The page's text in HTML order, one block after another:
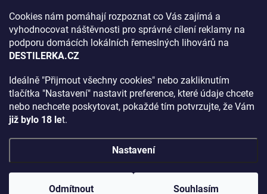
Cookies nám pomáhají rozpoznat co Vás zajímá a
vyhodnocovat náštěvnosti pro správné cílení reklamy na
podporu domácích lokálních řemeslných lihovárů na
DESTILERKA.CZ
Ideálně "Přijmout všechny cookies" nebo zakliknutím
tlačítka "Nastavení" nastavit preference, které údaje chcete
nebo nechcete poskytovat, pokaždé tím potvrzujte, že Vám
již bylo 18 let.
Nastavení
Odmítnout Souhlasím
Rozhovor s DESTILERKA.CZ v magazínu DRINKING-CAT
Jak vybrat dárek na Vánoce
Archiv
Copyright 2026DESTILERKA.CZ. Všechna práva vyhrazena.Upravit